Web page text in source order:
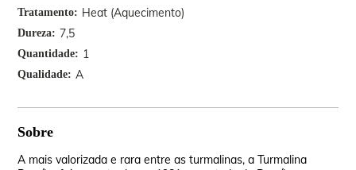
Tratamento Heat (Aquecimento)
Dureza 7,5
Quantidade 1
Qualidade A
Sobre
A mais valorizada e rara entre as turmalinas, a Turmalina